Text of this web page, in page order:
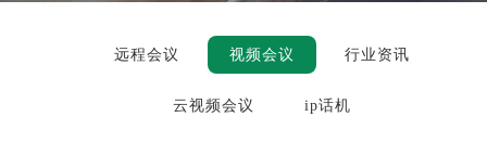
远程会议 视频会议 行业资讯
云视频会议 ip话机